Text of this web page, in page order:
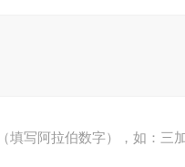
填写阿拉伯数字），如：三